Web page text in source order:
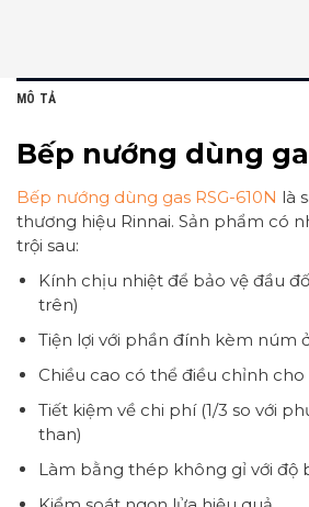
MÔ TẢ
Bếp nướng dùng
Bếp nướng dùng gas RSG-610N là
thương hiệu Rinnai. Sản phẩm có
trội sau:
Kính chịu nhiệt để bảo vệ đầu
trên)
Tiện lợi với phần đính kèm núm
Chiều cao có thể điều chỉnh
Tiết kiệm về chi phí (1/3 so với
than)
Làm bằng thép không gỉ với độ